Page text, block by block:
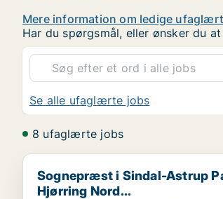
Mere information om ledige
Har du spørgsmål, eller ønsker du
Se alle ufaglærte jobs
8 ufaglærte jobs
Sognepræst i Sindal-Astrup
Sognepræst i Sindal-Astrup
Hjørring Nord...